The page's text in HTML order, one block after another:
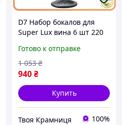
D7 Набор бокалов для
Super Lux вина 6 шт 220
бокалы на ножке для
праздников и повс
MOD58
Готово к отправке
940₴
1 053 ₴
Купить
Твоя Крамниця 100%